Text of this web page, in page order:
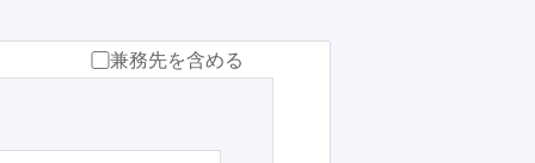
兼務先を含める